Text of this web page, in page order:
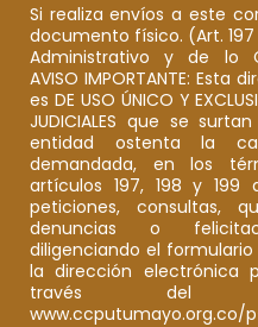
Si realiza envíos a este
documento físico. (Art.
Administrativo y de lo
AVISO IMPORTANTE:
es DE USO ÚNICO Y
JUDICIALES que se
entidad ostenta la
demandada, en los
artículos 197, 198 y 199
peticiones, consultas,
denuncias o
diligenciando el
la dirección electrónica
través del
www.ccputumayo.org.co/